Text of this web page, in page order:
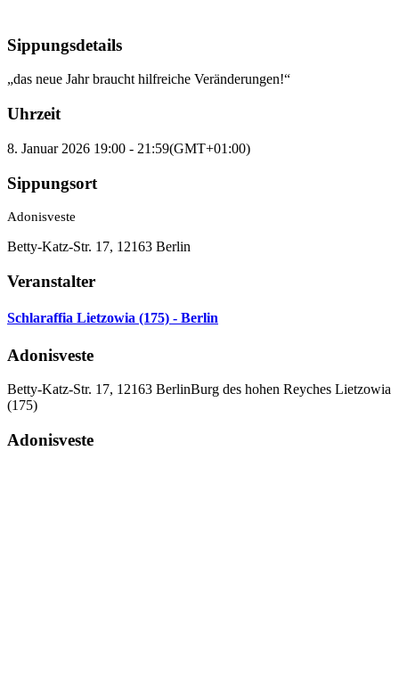
Sippungsdetails
„das neue Jahr braucht hilfreiche Veränderungen!“
Uhrzeit
8. Januar 2026 19:00 - 21:59(GMT+01:00)
Sippungsort
Adonisveste
Betty-Katz-Str. 17, 12163 Berlin
Veranstalter
Schlaraffia Lietzowia (175) - Berlin
Adonisveste
Betty-Katz-Str. 17, 12163 BerlinBurg des hohen Reyches Lietzowia
(175)
Adonisveste